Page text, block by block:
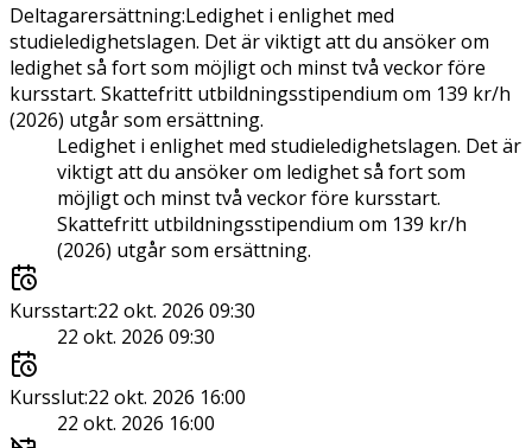
Deltagarersättning:Ledighet i enlighet med
studieledighetslagen. Det är viktigt att du ansöker om
ledighet så fort som möjligt och minst två veckor före
kursstart. Skattefritt utbildningsstipendium om 139 kr/h
(2026) utgår som ersättning.
Ledighet i enlighet med studieledighetslagen. Det är
viktigt att du ansöker om ledighet så fort som
möjligt och minst två veckor före kursstart.
Skattefritt utbildningsstipendium om 139 kr/h
(2026) utgår som ersättning.
Kursstart:22 okt. 2026 09:30
22 okt. 2026 09:30
Kursslut:22 okt. 2026 16:00
22 okt. 2026 16:00